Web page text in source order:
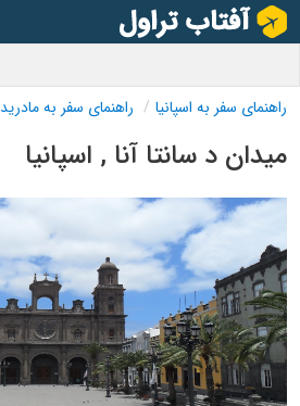
راهنمای سفر به اسپانیا راهنمای سفر به مادرید
میدان د سانتا آنا , اسپانیا